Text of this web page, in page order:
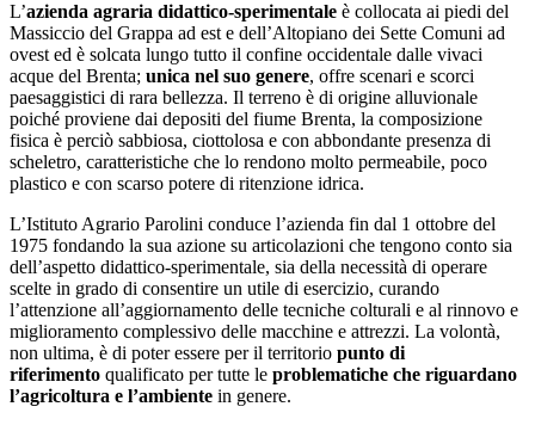
L’azienda agraria didattico-sperimentale è collocata ai piedi del
Massiccio del Grappa ad est e dell’Altopiano dei Sette Comuni ad
ovest ed è solcata lungo tutto il confine occidentale dalle vivaci
acque del Brenta; unica nel suo genere, offre scenari e scorci
paesaggistici di rara bellezza. Il terreno è di origine alluvionale
poiché proviene dai depositi del fiume Brenta, la composizione
fisica è perciò sabbiosa, ciottolosa e con abbondante presenza di
scheletro, caratteristiche che lo rendono molto permeabile, poco
plastico e con scarso potere di ritenzione idrica.
L’Istituto Agrario Parolini conduce l’azienda fin dal 1 ottobre del
1975 fondando la sua azione su articolazioni che tengono conto sia
dell’aspetto didattico-sperimentale, sia della necessità di operare
scelte in grado di consentire un utile di esercizio, curando
l’attenzione all’aggiornamento delle tecniche colturali e al rinnovo e
miglioramento complessivo delle macchine e attrezzi. La volontà,
non ultima, è di poter essere per il territorio punto di
riferimento qualificato per tutte le problematiche che riguardano
l’agricoltura e l’ambiente in genere.